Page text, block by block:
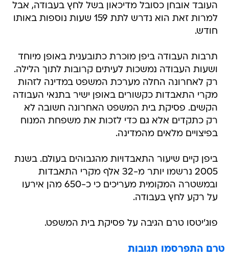
העובד אובחן כסובל מדיכאון בשל לחץ בעבודה, אבל
למרות זאת הוא נדרש לתת 159 שעות נוספות באותו
חודש.
תרבות העבודה ביפן מוכרת כתובענית באופן מיוחד
ושעות העבודה נמשכות לעיתים קרובות לתוך הלילה.
רק לאחרונה החלה מערכת המשפט במדינה לזהות
מקרי התאבדות כקשורים באופן ישיר בתנאי העבודה
הקשים. פסיקת בית המשפט האחרונה חשובה לא
רק כתקדים אלא גם כדי לזכות את משפחת המנוח
בפיצויים מלאים מהמדינה.
ביפן קיים שיעור התאבדויות מהגבוהים בעולם. בשנת
2005 נרשמו יותר מ-32 אלף מקרי התאבדות
ובמשטרה המקומית מעריכים כי כ-650 מהן אירעו
על רקע לחץ בעבודה.
פוג'יטסו טרם הגיבה על פסיקת בית המשפט.
טרם התפרסמו תגובות